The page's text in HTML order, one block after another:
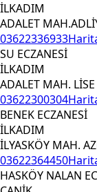
İLKADIM
ADALET
03622336933
SU ECZANESİ
İLKADIM
ADALET MAH.
03622300304
BENEK ECZANESİ
İLKADIM
İLYASKÖY MAH.
03622364450
HASKÖY NALAN